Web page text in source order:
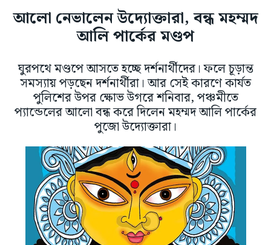
আলো নেভালেন উদ্যোক্তারা, বন্ধ মহম্মদ
আলি পার্কের মণ্ডপ
ঘুরপথে মণ্ডপে আসতে হচ্ছে দর্শনার্থীদের। ফলে চূড়ান্ত
সমস্যায় পড়ছেন দর্শনার্থীরা। আর সেই কারণে কার্যত
পুলিশের উপর ক্ষোভ উগরে শনিবার, পঞ্চমীতে
প্যান্ডেলের আলো বন্ধ করে দিলেন মহম্মদ আলি পার্কের
পুজো উদ্যোক্তারা।